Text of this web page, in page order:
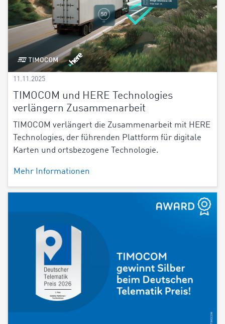
11.11.2025
TIMOCOM und HERE Technologies
verlängern Zusammenarbeit
TIMOCOM verlängert die Zusammenarbeit mit HERE
Technologies, der führenden Plattform für digitale
Karten und ortsbezogene Technologie.
Mehr Informationen